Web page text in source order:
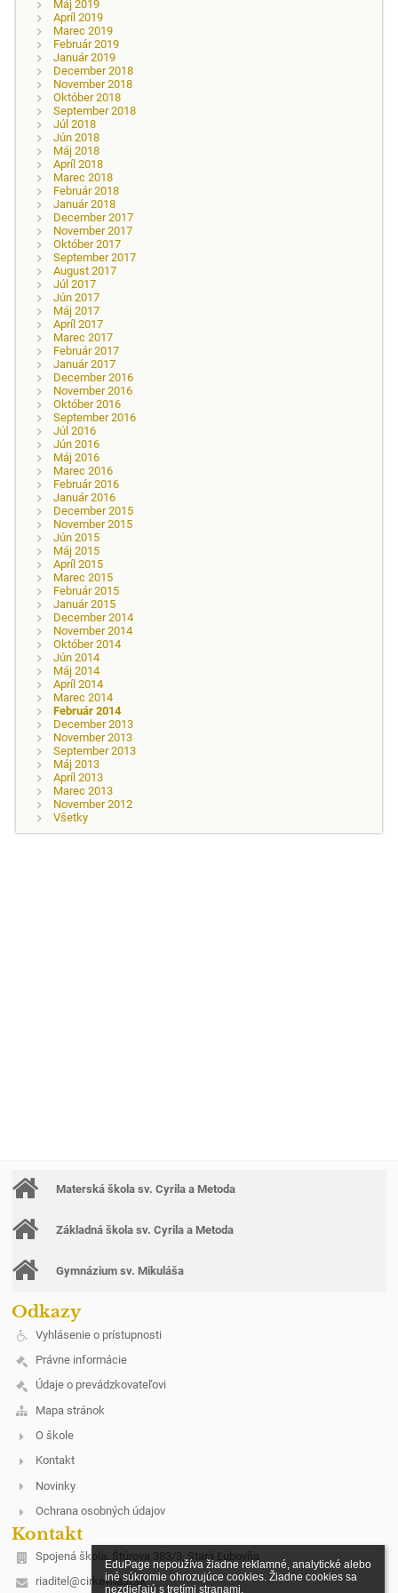
EduPage nepoužíva žiadne reklamné, analytické alebo
iné súkromie ohrozujúce cookies. Žiadne cookies sa
nezdieľajú s tretími stranami.
Máj 2019
Apríl 2019
Marec 2019
Február 2019
Január 2019
December 2018
November 2018
Október 2018
September 2018
Júl 2018
Jún 2018
Máj 2018
Apríl 2018
Marec 2018
Február 2018
Január 2018
December 2017
November 2017
Október 2017
September 2017
August 2017
Júl 2017
Jún 2017
Máj 2017
Apríl 2017
Marec 2017
Február 2017
Január 2017
December 2016
November 2016
Október 2016
September 2016
Júl 2016
Jún 2016
Máj 2016
Marec 2016
Február 2016
Január 2016
December 2015
November 2015
Jún 2015
Máj 2015
Apríl 2015
Marec 2015
Február 2015
Január 2015
December 2014
November 2014
Október 2014
Jún 2014
Máj 2014
Apríl 2014
Marec 2014
Február 2014
December 2013
November 2013
September 2013
Máj 2013
Apríl 2013
Marec 2013
November 2012
Všetky
Materská škola sv. Cyrila a Metoda
Základná škola sv. Cyrila a Metoda
Gymnázium sv. Mikuláša
Odkazy
Vyhlásenie o prístupnosti
Právne informácie
Údaje o prevádzkovateľovi
Mapa stránok
O škole
Kontakt
Novinky
Ochrana osobných údajov
Kontakt
Spojená škola, Štúrova 383/3, Stará Ľubovňa
riaditel@cirkevnasl.sk